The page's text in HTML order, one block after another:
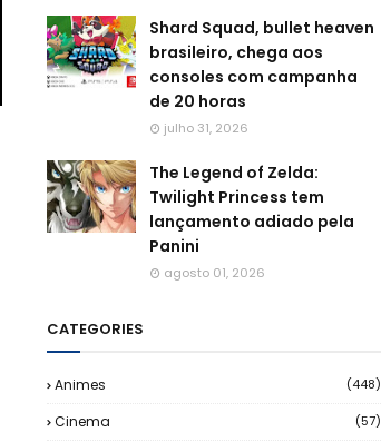
Shard Squad, bullet heaven
brasileiro, chega aos
consoles com campanha
de 20 horas
julho 31, 2026
The Legend of Zelda:
Twilight Princess tem
lançamento adiado pela
Panini
agosto 01, 2026
CATEGORIES
Animes (448)
Cinema (57)